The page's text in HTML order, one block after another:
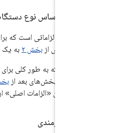
تمام الزاماتی است که برای یک نوع
به یک نوع
دیگر، که به طور کلی برای هر
در بخش‌های بعد از بخش ۲ فهرست
به عنوان «الزامات اصلی» ارجاع داده